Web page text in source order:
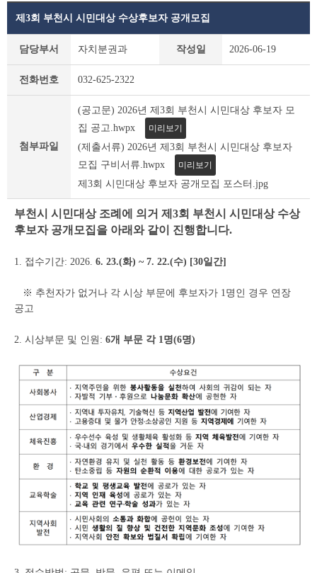
세
제3회 부천시 시민대상 수상후보자 공개모집
담당부서 자치분권과 작성일 2026-06-19
전화번호 032-625-2322
첨부파일
(공고문) 2026년 제3회 부천시 시민대상 후보자 모
집 공고.hwpx
미리보기
(제출서류) 2026년 제3회 부천시 시민대상 후보자
모집 구비서류.hwpx
미리보기
제3회 시민대상 후보자 공개모집 포스터.jpg
부천시 시민대상 조례에 의거 제3회 부천시 시민대상 수상
후보자 공개모집을 아래와 같이 진행합니다.
1. 접수기간: 2026. 6. 23.(화) ~ 7. 22.(수) [30일간]
※ 추천자가 없거나 각 시상 부문에 후보자가 1명인 경우 연장
공고
2. 시상부문 및 인원: 6개 부문 각 1명(6명)